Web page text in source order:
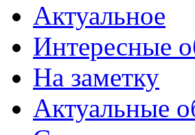
Актуальное
Интересные
На заметку
Актуальные